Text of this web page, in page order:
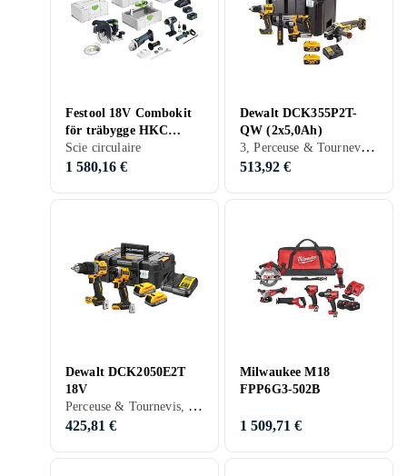
Festool 18V Combokit
för träbygge HKC
55/TPC 18/AGC 18/TB
M 137
Scie circulaire
1 580,16 €
Dewalt DCK355P2T-
QW (2x5,0Ah)
3, Perceuse & Tournevis, Perçeuse à bois, Meuleuse d'angle
513,92 €
Dewalt DCK2050E2T
18V
Perceuse & Tournevis, Perçeuse à bois, Visseuse
425,81 €
Milwaukee M18
FPP6G3-502B
1 509,71 €